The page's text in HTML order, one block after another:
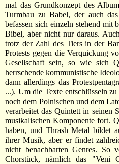
mal das Grundkonzept des
Turmbau zu Babel, der auch
befassen sich einzeln stehend mit
Bibel, aber nicht nur daraus.
trotz der Zahl des Tiers in der
Protests gegen die Verquickung
Gesellschaft sein, so wie sich
herrschende kommunistische
dann allerdings das
...). Um die Texte entschlüsseln
noch dem Polnischen und dem
verarbeitet das Quintett in seinen
musikalischen Komponente fort.
haben, und Thrash Metal bildet
ihrer Musik, aber er findet
nicht benachbarten Genres. So
Chorstück, nämlich das "Veni